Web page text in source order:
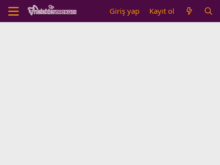
Giriş yap Kayıt ol